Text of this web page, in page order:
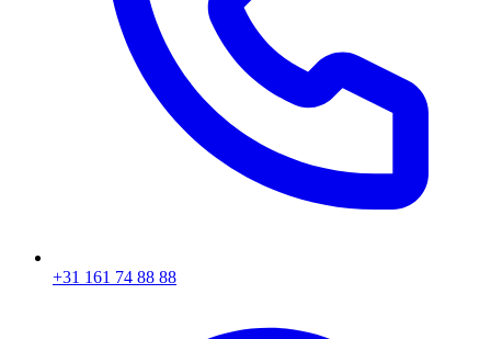
+31 161 74 88 88‬​​​​‌ ‍ ​‍​‍‌‍ ‌ ​‍‌‍‍‌‌‍‌ ‌‍‍‌‌‍ ‍​‍​‍​ ‍‍​‍​‍‌ ​ ‌‍​‌‌‍ ‍‌‍‍‌‌ ‌​‌ ‍‌​‍ ‍‌‍‍‌‌‍ ​‍​‍​‍ ​​‍​‍‌‍‍​‌ ​‍‌‍‌‌‌‍‌‍​‍​‍​ ‍‍​‍​‍‌‍‍​‌ ‌​‌ ‌​‌ ​​​ ‍‍​‍ ​‍ ‌‍ ​‌‍ ‌‍​ ‌‍​‌‌‍ ​‌‍‍​‌‍ ‌ ​ ‌ ‌​​ ‍‍​ ​ ​ ​ ​ ​ ​ ​ ​‍ ‌‍‍‌‌‍ ‍‌ ‌​‌‍‌‌‌‍ ‍‌ ‌​​‍ ‌‍‌‌‌‍‌​‌‍‍‌‌ ‌​​‍ ‌‍ ‌‌‍ ‌‍‌​‌‍‌‌​ ‌‌ ​​‌ ​‍‌‍‌‌‌ ​ ‌‍‌‌‌‍ ‍‌ ‌​‌‍​‌‌ ‌​‌‍‍‌‌‍ ‌‍ ‍​ ‍ ‌‍‍‌‌‍‌​​ ‌‌‍‌ ‌‍ ​‌‍ ‌‍​‍‌‍​‌‌‍ ​​ ‍ ‌ ‌​‌ ‍‌‌ ​​‌‍‌‌​ ‌‌‍‌ ‌‍ ​‌‍ ‌‍​‍‌‍​‌‌‍ ​​ ‍ ‌ ​​‌‍​‌‌ ‌​‌‍‍​​ ‌‌‍​ ‌‍ ‌‍ ‍‌ ‌​‌‍​‌‌‍​ ‌ ‌​​‍ ‍‌ ​​‌‍‍​‌‍ ‌‍ ‍‌‍‌‌​ ‌‍​‍‌‍​‌‌ ​ ‌‍‌‌‌‌‌‌‌ ​‍‌‍ ​​ ‌‌‍‍​‌ ‌​‌ ‌​‌ ​​​‍‌‌​ ​ ‌​​‌​‍‌‌​ ​‍‌​‌‍​‍‌‌​ ​‍‌​‌‍‌‍ ​‌‍ ‌‍​ ‌‍​‌‌‍ ​‌‍‍​‌‍ ‌ ​ ‌ ‌​​‍‌‌​ ​ ‌​​‌​ ​ ​ ​ ​ ​ ​ ​ ​‍‌‍‌‍‍‌‌‍‌​​ ‌‌‍‌ ‌‍ ​‌‍ ‌‍​‍‌‍​‌‌‍ ​​‍‌‍‌ ‌​‌ ‍‌‌ ​​‌‍‌‌​ ‌‌‍‌ ‌‍ ​‌‍ ‌‍​‍‌‍​‌‌‍ ​​‍‌‍‌ ​​‌‍​‌‌ ‌​‌‍‍​​ ‌‌‍​ ‌‍ ‌‍ ‍‌ ‌​‌‍​‌‌‍​ ‌ ‌​​‍ ‍‌ ​​‌‍‍​‌‍ ‌‍ ‍‌‍‌‌​‍‌‍‌ ​​‌‍‌‌‌ ​‍‌ ​ ‌ ​​‌‍‌‌‌‍​ ‌ ‌​‌‍‍‌‌ ‌‍‌‍‌‌​ ‌‌ ​​‌ ‌‌‌‍​‍‌‍ ​‌‍‍‌‌ ​ ‌‍‍​‌‍‌‌‌‍‌​​‍​‍‌ ‌